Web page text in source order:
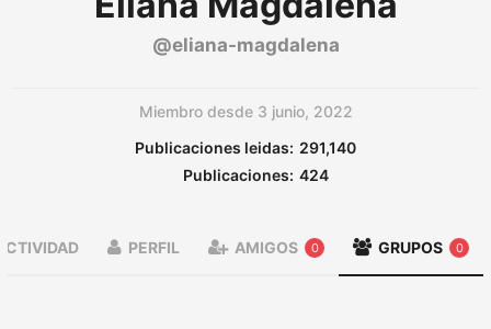
@eliana-magdalena
Miembro desde 3 junio, 2022
Publicaciones leidas: 291,140
Publicaciones: 424
PERFIL AMIGOS 0 GRUPOS 0